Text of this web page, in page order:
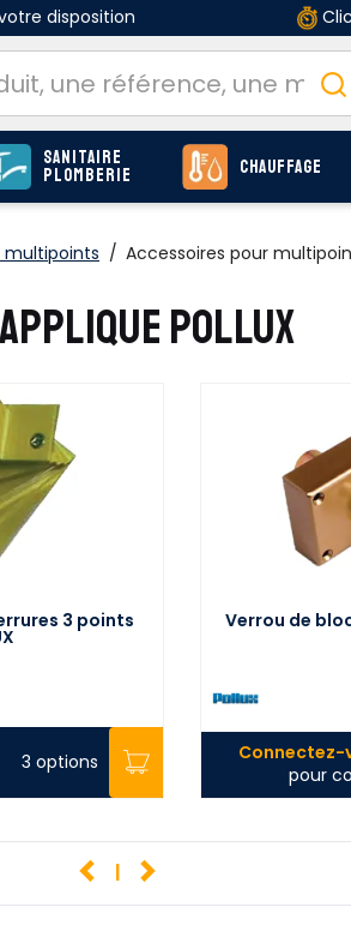
disposition
Sanitaire
Plomberie Chauffage
multipoints / Accessoires pour
POLLUX
3 points
3 options
Verrou de
Connectez-
pour
1